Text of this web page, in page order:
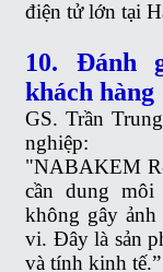
điện tử lớn tại
10. Đánh
khách hàng
GS. Trần
nghiệp:
"NABAKEM
cần dung
không gây
vi. Đây là sản
và tính kinh tế.”